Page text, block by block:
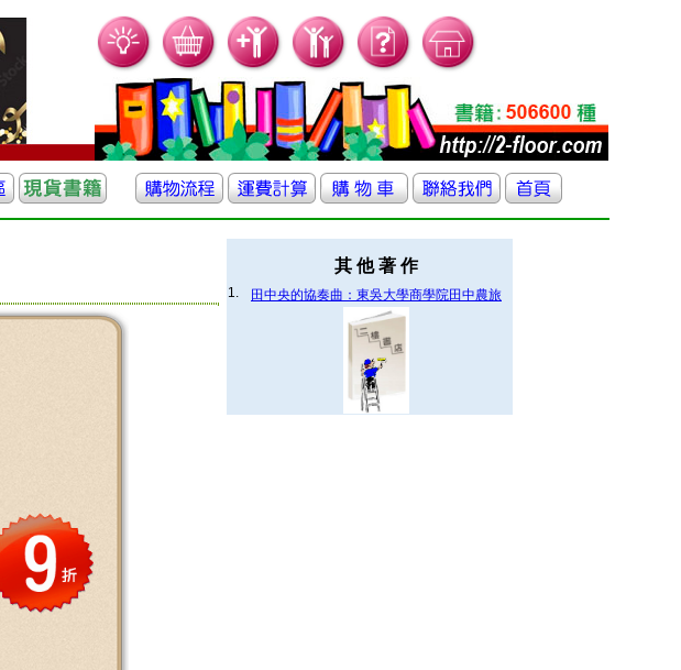
其 他 著 作
1. 田中央的協奏曲：東吳大學商學院田中農旅